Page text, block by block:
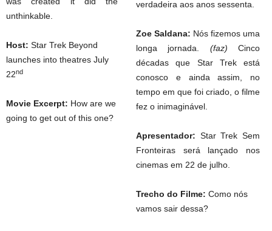
unthinkable.
Host: Star Trek Beyond
launches into theatres July
22nd
Movie Excerpt: How are we
going to get out of this one?
verdadeira aos anos sessenta.
Zoe Saldana: Nós fizemos uma
longa jornada. (faz) Cinco
décadas que Star Trek está
conosco e ainda assim, no
tempo em que foi criado, o filme
fez o inimaginável.
Apresentador: Star Trek Sem
Fronteiras será lançado nos
cinemas em 22 de julho.
Trecho do Filme: Como nós
vamos sair dessa?